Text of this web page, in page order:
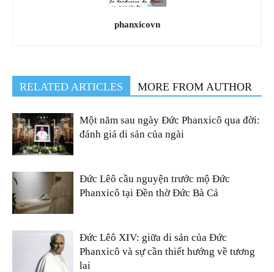
phanxicovn
RELATED ARTICLES MORE FROM AUTHOR
Một năm sau ngày Đức Phanxicô qua đời:
đánh giá di sản của ngài
Đức Lêô cầu nguyện trước mộ Đức
Phanxicô tại Đền thờ Đức Bà Cả
Đức Lêô XIV: giữa di sản của Đức
Phanxicô và sự cần thiết hướng về tương
lai